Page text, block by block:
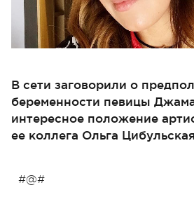
В сети заговорили о
беременности певицы
интересное положение
ее коллега Ольга
#@#